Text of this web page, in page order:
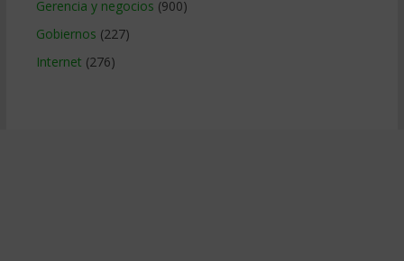
Gerencia y negocios (900)
Gobiernos (227)
Internet (276)